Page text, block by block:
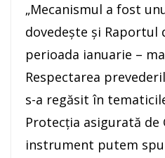
„Mecanismul a fost
dovedeşte şi Raportul
perioada ianuarie –
Respectarea
s-a regăsit în
Protecţia asigurată de
instrument putem